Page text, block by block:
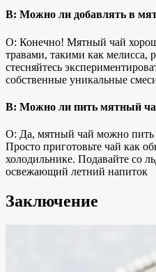
В: Можно ли добавлять в
О: Конечно! Мятный чай
травами, такими как мелисса,
стесняйтесь
собственные уникальные
В: Можно ли пить мятный
О: Да, мятный чай можно пить
Просто приготовьте чай как
холодильнике. Подавайте со
освежающий летний напиток
Заключение